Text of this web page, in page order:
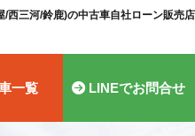
/西三河/鈴鹿)の中古車自社ローン販売
一覧 LINEでお問合せ